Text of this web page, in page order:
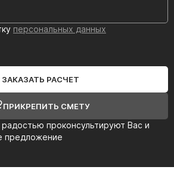
проконсультируют Вас и
предложение
персональных данных
ЗАКАЗАТЬ РАСЧЕТ
ПРИКРЕПИТЬ СМЕТУ